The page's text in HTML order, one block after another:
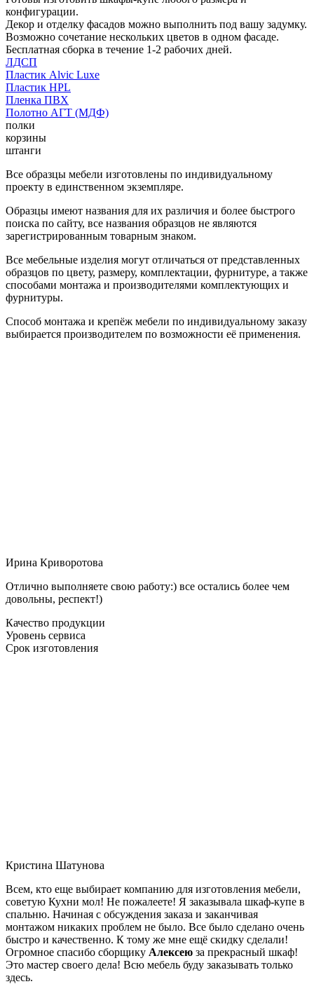
конфигурации.
Декор и отделку фасадов можно выполнить под вашу задумку.
Возможно сочетание нескольких цветов в одном фасаде.
Бесплатная сборка в течение 1-2 рабочих дней.
ЛДСП
Пластик Alvic Luxe
Пластик HPL
Пленка ПВХ
Полотно АГТ (МДФ)
полки
корзины
штанги
Все образцы мебели изготовлены по индивидуальному
проекту в единственном экземпляре.
Образцы имеют названия для их различия и более быстрого
поиска по сайту, все названия образцов не являются
зарегистрированным товарным знаком.
Все мебельные изделия могут отличаться от представленных
образцов по цвету, размеру, комплектации, фурнитуре, а также
способами монтажа и производителями комплектующих и
фурнитуры.
Способ монтажа и крепёж мебели по индивидуальному заказу
выбирается производителем по возможности её применения.
Ирина Криворотова
Отлично выполняете свою работу:) все остались более чем
довольны, респект!)
Качество продукции
Уровень сервиса
Срок изготовления
Кристина Шатунова
Всем, кто еще выбирает компанию для изготовления мебели,
советую Кухни мол! Не пожалеете! Я заказывала шкаф-купе в
спальню. Начиная с обсуждения заказа и заканчивая
монтажом никаких проблем не было. Все было сделано очень
быстро и качественно. К тому же мне ещё скидку сделали!
Огромное спасибо сборщику Алексею за прекрасный шкаф!
Это мастер своего дела! Всю мебель буду заказывать только
здесь.